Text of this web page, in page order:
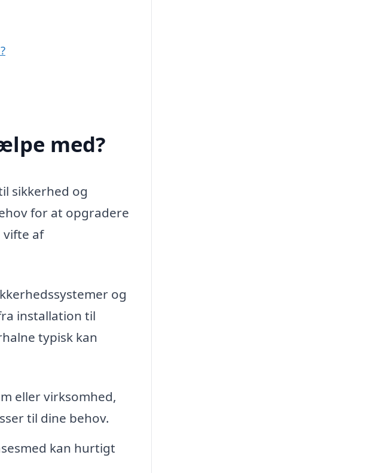
med?
sikkerhed og
for at opgradere
vifte af
og
installation til
typisk kan
eller virksomhed,
til dine behov.
kan hurtigt